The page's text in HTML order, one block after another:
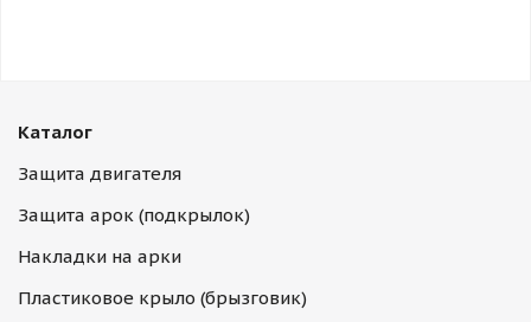
Каталог
Защита двигателя
Защита арок (подкрылок)
Накладки на арки
Пластиковое крыло (брызговик)